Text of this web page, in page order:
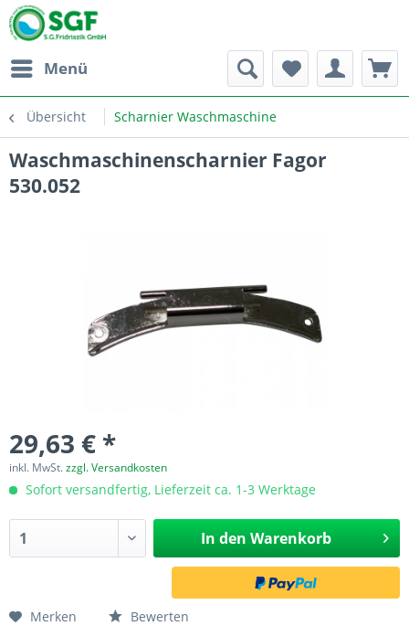
Menü
Übersicht Scharnier Waschmaschine
Waschmaschinenscharnier Fagor
530.052
29,63 € *
inkl. MwSt.zzgl. Versandkosten
Sofort versandfertig, Lieferzeit ca. 1-3 Werktage
In den Warenkorb
Merken Bewerten